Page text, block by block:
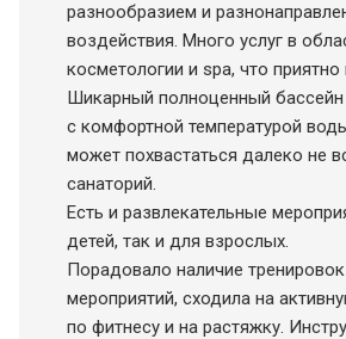
разнообразием и
воздействия. Много услуг в
косметологии и spa, что
Шикарный полноценный
с комфортной температурой
может похвастаться далеко не
санаторий.
Есть и развлекательные
детей, так и для взрослых.
Порадовало наличие
мероприятий, сходила на
по фитнесу и на растяжку.